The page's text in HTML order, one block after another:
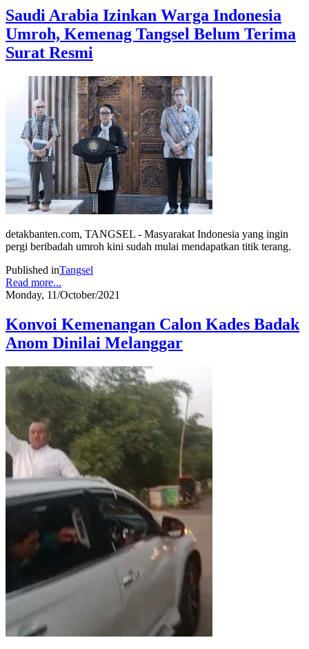
Saudi Arabia Izinkan Warga Indonesia
Umroh, Kemenag Tangsel Belum Terima
Surat Resmi
detakbanten.com, TANGSEL - Masyarakat Indonesia yang ingin
pergi beribadah umroh kini sudah mulai mendapatkan titik terang.
Published inTangsel
Read more...
Monday, 11/October/2021
Konvoi Kemenangan Calon Kades Badak
Anom Dinilai Melanggar